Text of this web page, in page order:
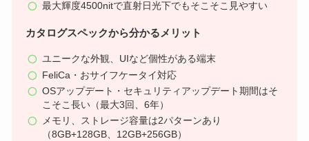
最大輝度4500nitで直射日光下でもそこそこ見やすい
カタログスペックから分かるメリット
ユニークな外観、UIなど個性がある端末
FeliCa・おサイフケータイ対応
OSアップデート・セキュリティアップデート期間はそ
こそこ長い（最大3回、6年）
メモリ、ストレージ容量は2パターンあり
（8GB+128GB、12GB+256GB）